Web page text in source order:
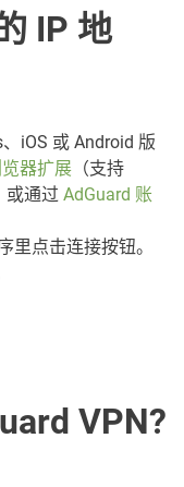
IP 地
iOS 或 Android 版
器扩展 （支持
或通过 AdGuard 账
里点击连接按钮。
VPN?